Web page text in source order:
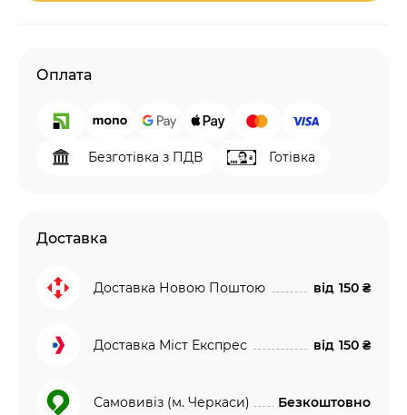
Оплата
Безготівка з ПДВ Готівка
Доставка
Доставка Новою Поштою від 150 ₴
Доставка Міст Експрес від 150 ₴
Самовивіз (м. Черкаси) Безкоштовно